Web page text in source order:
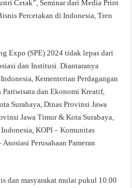
Cetak”, Seminar dari Media Print
Percetakan di Indonesia, Tren
Expo (SPE) 2024 tidak lepas dari
dan Institusi. Diantaranya
Kementerian Perdagangan
dan Ekonomi Kreatif,
Surabaya, Dinas Provinsi Jawa
Jawa Timur & Kota Surabaya,
Indonesia, KOPI – Komunitas
Perusahaan Pameran
dan masyarakat mulai pukul 10.00